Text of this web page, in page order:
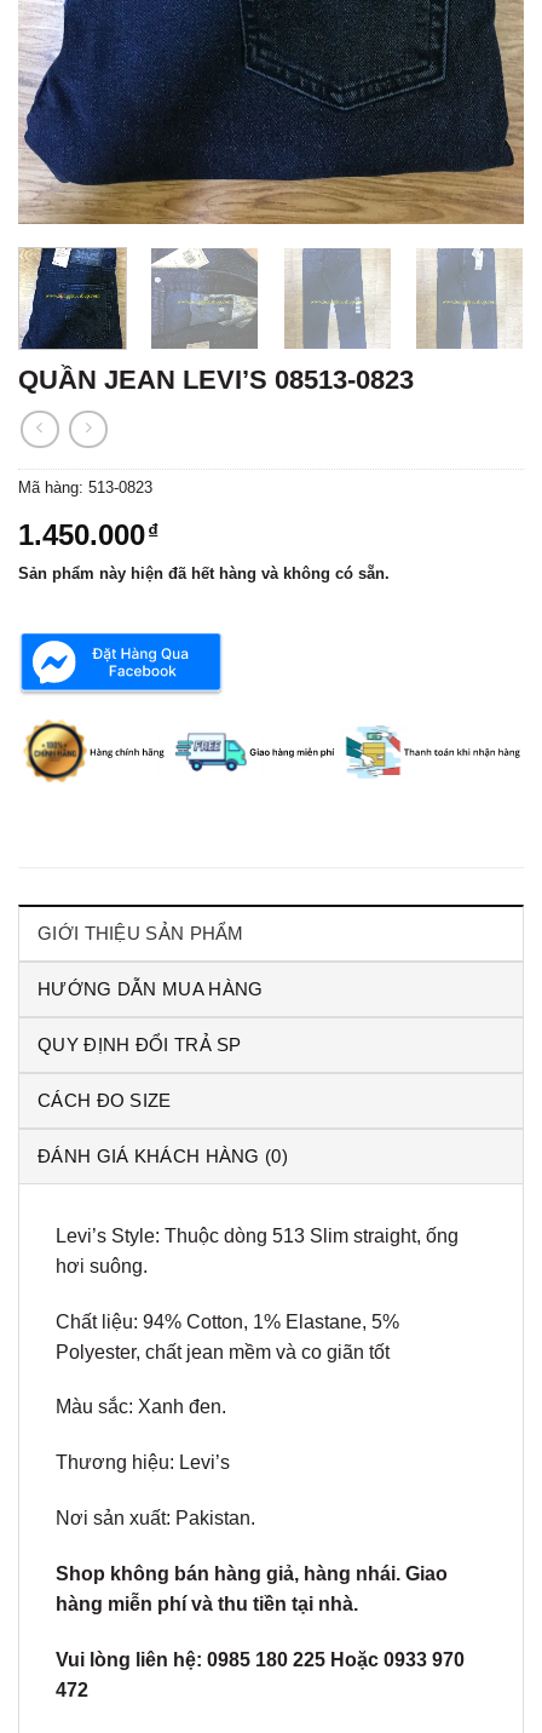
QUẦN JEAN LEVI’S 08513-0823
Mã hàng: 513-0823
1.450.000₫
Sản phẩm này hiện đã hết hàng và không có sẵn.
GIỚI THIỆU SẢN PHẨM
HƯỚNG DẪN MUA HÀNG
QUY ĐỊNH ĐỔI TRẢ SP
CÁCH ĐO SIZE
ĐÁNH GIÁ KHÁCH HÀNG (0)
Levi’s Style: Thuộc dòng 513 Slim straight, ống
hơi suông.
Chất liệu: 94% Cotton, 1% Elastane, 5%
Polyester, chất jean mềm và co giãn tốt
Màu sắc: Xanh đen.
Thương hiệu: Levi’s
Nơi sản xuất: Pakistan.
Shop không bán hàng giả, hàng nhái. Giao
hàng miễn phí và thu tiền tại nhà.
Vui lòng liên hệ: 0985 180 225 Hoặc 0933 970
472